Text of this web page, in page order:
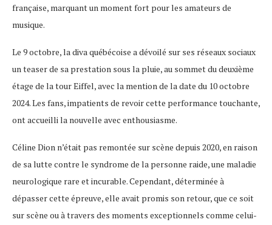
française, marquant un moment fort pour les amateurs de
musique.
Le 9 octobre, la diva québécoise a dévoilé sur ses réseaux sociaux
un teaser de sa prestation sous la pluie, au sommet du deuxième
étage de la tour Eiffel, avec la mention de la date du 10 octobre
2024. Les fans, impatients de revoir cette performance touchante,
ont accueilli la nouvelle avec enthousiasme.
Céline Dion n’était pas remontée sur scène depuis 2020, en raison
de sa lutte contre le syndrome de la personne raide, une maladie
neurologique rare et incurable. Cependant, déterminée à
dépasser cette épreuve, elle avait promis son retour, que ce soit
sur scène ou à travers des moments exceptionnels comme celui-